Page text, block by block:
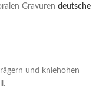
Gravuren deutsche
und kniehohen